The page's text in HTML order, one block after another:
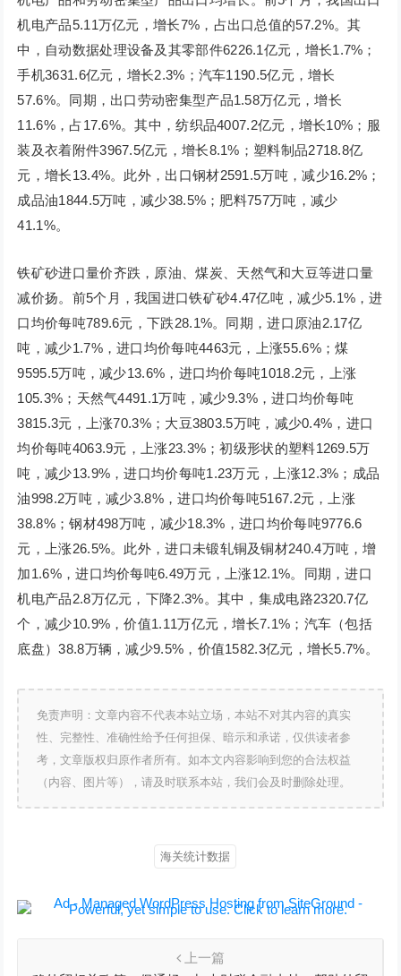
机电产品5.11万亿元，增长7%，占出口总值的57.2%。其
中，自动数据处理设备及其零部件6226.1亿元，增长1.7%；
手机3631.6亿元，增长2.3%；汽车1190.5亿元，增长
57.6%。同期，出口劳动密集型产品1.58万亿元，增长
11.6%，占17.6%。其中，纺织品4007.2亿元，增长10%；服
装及衣着附件3967.5亿元，增长8.1%；塑料制品2718.8亿
元，增长13.4%。此外，出口钢材2591.5万吨，减少16.2%；
成品油1844.5万吨，减少38.5%；肥料757万吨，减少
41.1%。
铁矿砂进口量价齐跌，原油、煤炭、天然气和大豆等进口量
减价扬。前5个月，我国进口铁矿砂4.47亿吨，减少5.1%，进
口均价每吨789.6元，下跌28.1%。同期，进口原油2.17亿
吨，减少1.7%，进口均价每吨4463元，上涨55.6%；煤
9595.5万吨，减少13.6%，进口均价每吨1018.2元，上涨
105.3%；天然气4491.1万吨，减少9.3%，进口均价每吨
3815.3元，上涨70.3%；大豆3803.5万吨，减少0.4%，进口
均价每吨4063.9元，上涨23.3%；初级形状的塑料1269.5万
吨，减少13.9%，进口均价每吨1.23万元，上涨12.3%；成品
油998.2万吨，减少3.8%，进口均价每吨5167.2元，上涨
38.8%；钢材498万吨，减少18.3%，进口均价每吨9776.6
元，上涨26.5%。此外，进口未锻轧铜及铜材240.4万吨，增
加1.6%，进口均价每吨6.49万元，上涨12.1%。同期，进口
机电产品2.8万亿元，下降2.3%。其中，集成电路2320.7亿
个，减少10.9%，价值1.11万亿元，增长7.1%；汽车（包括
底盘）38.8万辆，减少9.5%，价值1582.3亿元，增长5.7%。
免责声明：文章内容不代表本站立场，本站不对其内容的真实
性、完整性、准确性给予任何担保、暗示和承诺，仅供读者参
考，文章版权归原作者所有。如本文内容影响到您的合法权益
（内容、图片等），请及时联系本站，我们会及时删除处理。
海关统计数据
上一篇